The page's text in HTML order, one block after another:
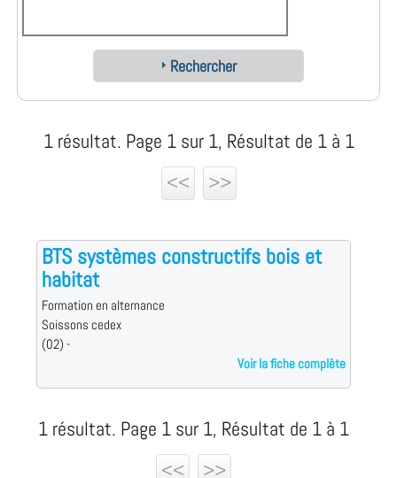
Rechercher
1 résultat. Page 1 sur 1, Résultat de 1 à 1
<<
>>
BTS systèmes constructifs bois et
habitat
Formation en alternance
Soissons cedex
(02) -
Voir la fiche complète
1 résultat. Page 1 sur 1, Résultat de 1 à 1
<<
>>